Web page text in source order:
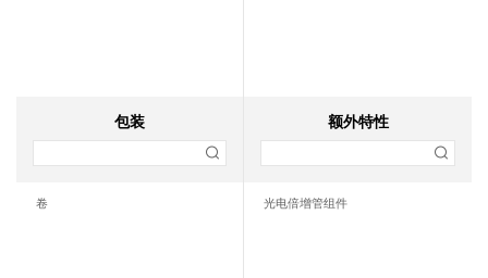
包装
卷
额外特性
光电倍增管组件